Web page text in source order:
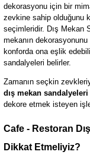
dekorasyonu için bir
zevkine sahip olduğunu
seçimleridir. Dış Mekan
mekanın
konforda ona eşlik
sandalyeleri belirler.
Zamanın seçkin
dış mekan sandalyeleri
dekore etmek isteyen
Cafe - Restoran
Dikkat Etmeliyiz?